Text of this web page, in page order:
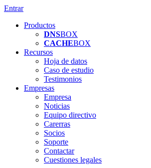
Entrar
Productos
DNSBOX
CACHEBOX
Recursos
Hoja de datos
Caso de estudio
Testimonios
Empresas
Empresa
Noticias
Equipo directivo
Carerras
Socios
Soporte
Contactar
Cuestiones legales